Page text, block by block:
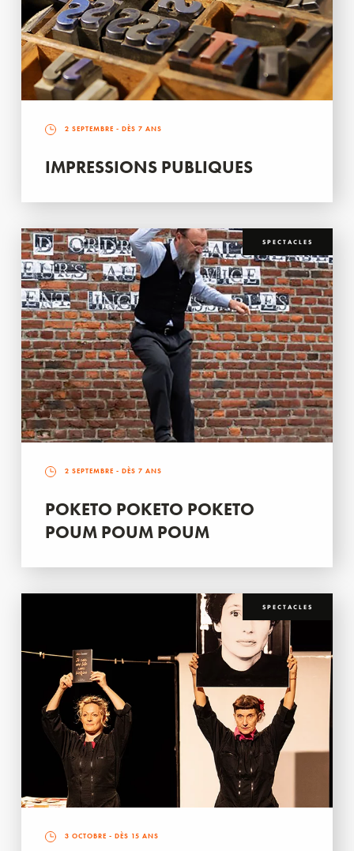
2 SEPTEMBRE - DÈS 7 ANS
IMPRESSIONS PUBLIQUES
SPECTACLES
2 SEPTEMBRE - DÈS 7 ANS
POKETO POKETO POKETO
POUM POUM POUM
SPECTACLES
3 OCTOBRE - DÈS 15 ANS